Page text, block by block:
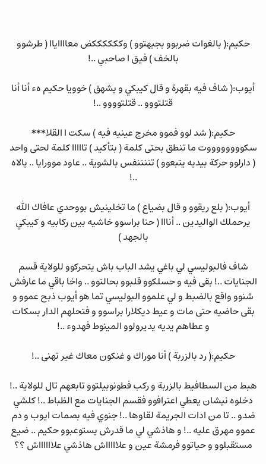
حكيم:( بالغوات ضربوو بجبهتوو ) وككككككض معااااياا ( طرشوو
بالخف ) فيق ا صاحبي ..!
أيوب:( شاف فيه بقهرة و قال كيبكي و يشهق ) خوويا حكيم هء أنا أنا
قتلتووو .. قتلتوووو ..!
حكيم:( شد لوو فموو مخرج عينيه فيه ) سكت ا القلا***
سكووووووووت ما تنطق بحتى كلمة ( بتأكيد ) تااااا كلمة لحتى واحد
( دارلوو حركة بيديه يتبعوو ) تننننفس بالشوية .. عاود موورايا .. يالاه
..!
أيوب:( بلع ريقوو و قال بضياع ) ما تخلينيش بووحدي عافاك الله
يرحملك الواليدين .. أنااا ( حنا براسوو خاشيه بين ركابيه و كيبكي
بالجهد )
شاف فالبوليسي لي باغي يشد الباب باش يتحركوو للولاية قسم
الجنايات ..! بقى فيه و حسلكوو قلبوو بحالتوو .. واخا باقي ما عارفش
شنوو واقع بالضبط و لي علموو البوليسي تما هو أيوب ذبح عموو و
بقى حاضيه حتى مات و عيط ديكلارا براسوو و فتحلهم الدار بسكات
و عطاهم يديه يديرولوو المينوط فهدوء ..!
حكيم:( رد بالزربة ) أنا موراك و غنكون معاك غير تهنى ..!
هبط من السطافيط بالزربة و ركب فطونوبيلتوو تابعهم تال للولاية ..!
دخلوه نيشان يعطي اعترافوو فقسم الجنايات مع الظباط ..! كلشي
ضدو .. تا من ادات الجريمة لقاوها ..! جنوي فيه بصمات ايوب و دم
عموو مهرق عليه ..! و هاذشي لي ما قدرش يستوعبوو حكيم .. ضيع
مستقبلوو و حياتوو فرمشة عين و علاااااش هاذشي علااااااش ؟؟